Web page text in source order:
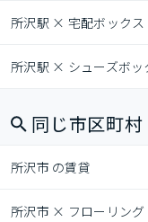
所沢駅 × 宅配ボックス
所沢駅 × シューズボッ
同じ市区町
所沢市 の賃貸
所沢市 × フローリング